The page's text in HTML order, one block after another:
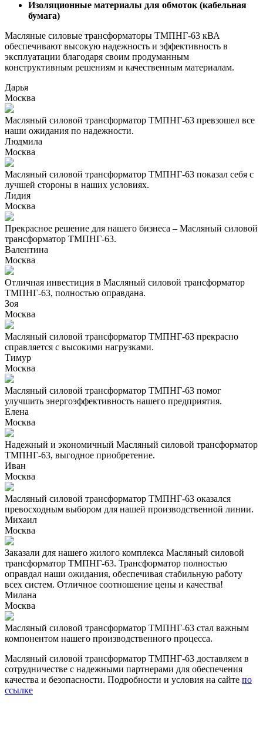
Изоляционные материалы для обмоток (кабельная
бумага)
Масляные силовые трансформаторы ТМПНГ-63 кВА
обеспечивают высокую надежность и эффективность в
эксплуатации благодаря своим продуманным
конструктивным решениям и качественным материалам.
Дарья
Москва
Масляный силовой трансформатор ТМПНГ-63 превзошел все
наши ожидания по надежности.
Людмила
Москва
Масляный силовой трансформатор ТМПНГ-63 показал себя с
лучшей стороны в наших условиях.
Лидия
Москва
Прекрасное решение для нашего бизнеса – Масляный силовой
трансформатор ТМПНГ-63.
Валентина
Москва
Отличная инвестиция в Масляный силовой трансформатор
ТМПНГ-63, полностью оправдана.
Зоя
Москва
Масляный силовой трансформатор ТМПНГ-63 прекрасно
справляется с высокими нагрузками.
Тимур
Москва
Масляный силовой трансформатор ТМПНГ-63 помог
улучшить энергоэффективность нашего предприятия.
Елена
Москва
Надежный и экономичный Масляный силовой трансформатор
ТМПНГ-63, выгодное приобретение.
Иван
Москва
Масляный силовой трансформатор ТМПНГ-63 оказался
превосходным выбором для нашей производственной линии.
Михаил
Москва
Заказали для нашего жилого комплекса Масляный силовой
трансформатор ТМПНГ-63. Трансформатор полностью
оправдал наши ожидания, обеспечивая стабильную работу
всех систем. Отличное соотношение цены и качества!
Милана
Москва
Масляный силовой трансформатор ТМПНГ-63 стал важным
компонентом нашего производственного процесса.
Масляный силовой трансформатор ТМПНГ-63 доставляем в
сотрудничестве с надежными партнерами для обеспечения
качества и безопасности. Подробности и условия на сайте по
ссылке